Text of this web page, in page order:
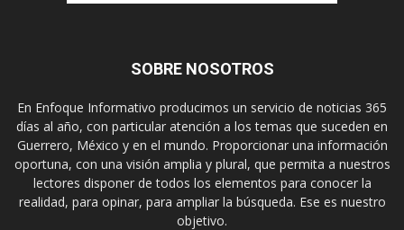
SOBRE NOSOTROS
En Enfoque Informativo producimos un servicio de noticias 365
días al año, con particular atención a los temas que suceden en
Guerrero, México y en el mundo. Proporcionar una información
oportuna, con una visión amplia y plural, que permita a nuestros
lectores disponer de todos los elementos para conocer la
realidad, para opinar, para ampliar la búsqueda. Ese es nuestro
objetivo.